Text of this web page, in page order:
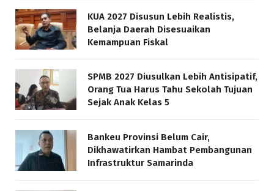
KUA 2027 Disusun Lebih Realistis,
Belanja Daerah Disesuaikan
Kemampuan Fiskal
SPMB 2027 Diusulkan Lebih Antisipatif,
Orang Tua Harus Tahu Sekolah Tujuan
Sejak Anak Kelas 5
Bankeu Provinsi Belum Cair,
Dikhawatirkan Hambat Pembangunan
Infrastruktur Samarinda